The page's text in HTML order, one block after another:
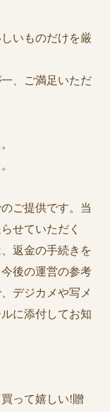
いものだけを厳
、ご満足いただ
ご提供です。当
せていただく
返金の手続きを
後の運営の参考
デジカメや写メ
に添付してお知
って嬉しい!贈